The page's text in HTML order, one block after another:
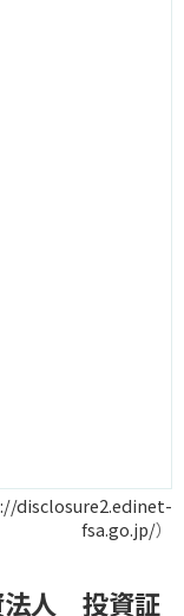
disclosure2.edinet-
fsa.go.jp/）
法人 投資証